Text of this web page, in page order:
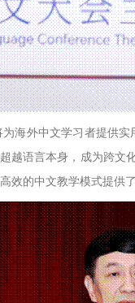
海外中文学习者提供
越语言本身，成为跨文
效的中文教学模式提供了